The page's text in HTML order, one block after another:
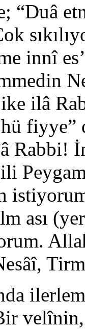
“Duâ
innî
ilâ
fiyye”
Rabbi!
ası